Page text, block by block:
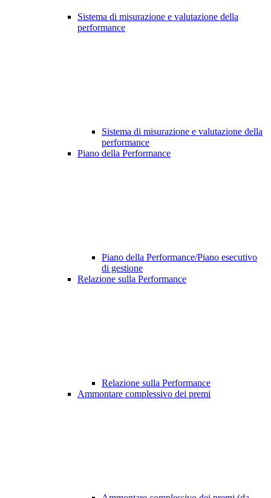
Sistema di misurazione e valutazione della
performance
Sistema di misurazione e valutazione della
performance
Piano della Performance
Piano della Performance/Piano esecutivo
di gestione
Relazione sulla Performance
Relazione sulla Performance
Ammontare complessivo dei premi